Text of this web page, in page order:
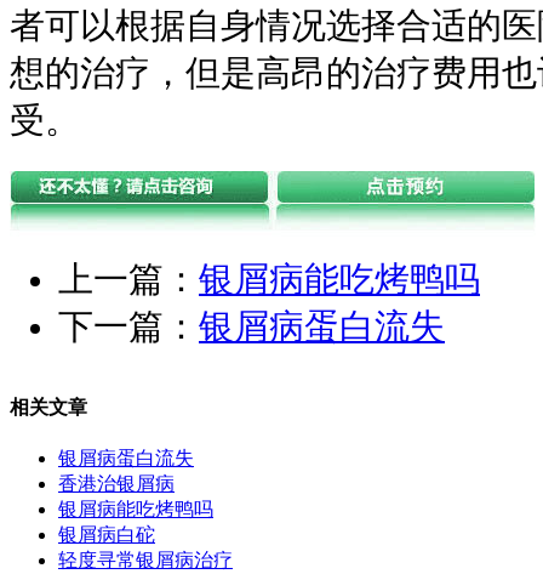
者可以根据自身情况选择合适的
想的治疗，但是高昂的治疗费用
受。
上一篇： 银屑病能吃烤鸭吗
下一篇： 银屑病蛋白流失
相关文章
银屑病蛋白流失
香港治银屑病
银屑病能吃烤鸭吗
银屑病白砣
轻度寻常银屑病治疗